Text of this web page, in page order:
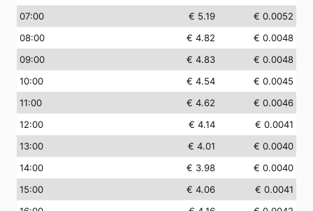
07:00 € 5.19
€ 0.0052
08:00 € 4.82
€ 0.0048
09:00 € 4.83
€ 0.0048
10:00 € 4.54
€ 0.0045
11:00 € 4.62
€ 0.0046
12:00 € 4.14
€ 0.0041
13:00 € 4.01
€ 0.0040
14:00 € 3.98
€ 0.0040
15:00 € 4.06
€ 0.0041